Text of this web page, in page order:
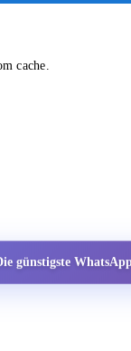
cache.
günstigste